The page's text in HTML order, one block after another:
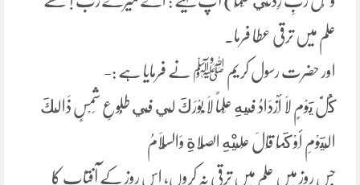
علم میں ترقی عطا فرما۔
اور حضرت رسول کریم ﷺ نے فرمایا ہے :-
كُلَّ يَوْمٍ لَا أَزْدَادُ فِيهِ عِلْماً لَا بُوْرَكَ لِي فِي طُلُوعِ شَمْسٍ ذَالِكَ
الْيَوْمِ أَوْ كَمَا قَالَ عَلَيْهِ الصَّلاةِ وَالسَّلَامُ
جس روز میں علم میں ترقی نہ کروں، اس روز کے آفتاب کا